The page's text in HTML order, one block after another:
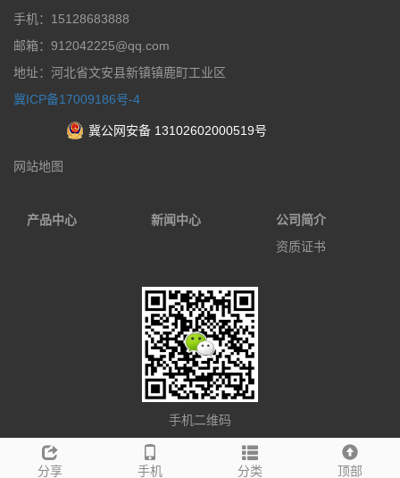
分享 手机 分类 顶部
手机：15128683888
邮箱：912042225@qq.com
地址：河北省文安县新镇镇鹿町工业区
冀ICP备17009186号-4
冀公网安备 13102602000519号
网站地图
产品中心 新闻中心
公司简介
资质证书
手机二维码